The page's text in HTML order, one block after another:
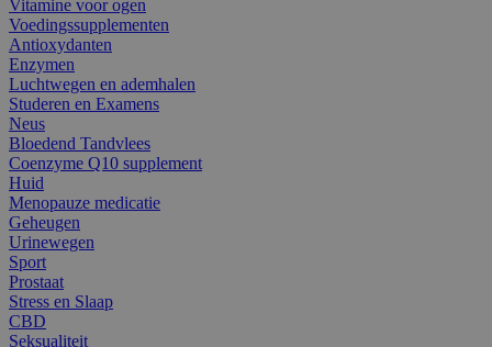
Vitamine voor ogen
Voedingssupplementen
Antioxydanten
Enzymen
Luchtwegen en ademhalen
Studeren en Examens
Neus
Bloedend Tandvlees
Coenzyme Q10 supplement
Huid
Menopauze medicatie
Geheugen
Urinewegen
Sport
Prostaat
Stress en Slaap
CBD
Seksualiteit